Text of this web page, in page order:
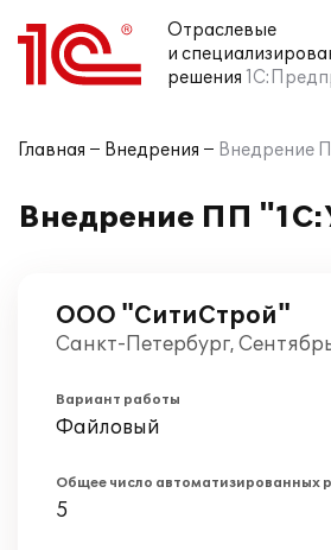
Отраслевые
и
решения
Главная Внедрения Внедрение
Внедрение ПП
ООО "СитиСтрой"
Санкт-Петербург,
Вариант работы
Файловый
Общее число автоматизированных
5